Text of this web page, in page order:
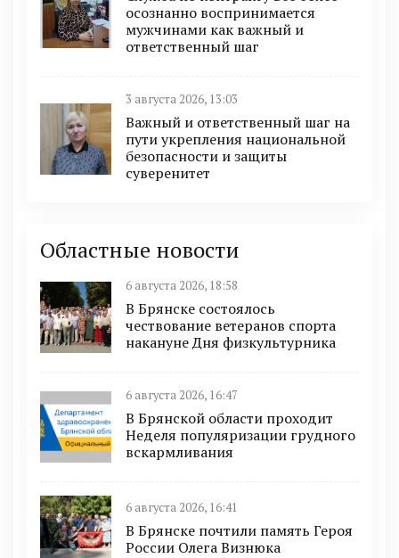
осознанно воспринимается
мужчинами как важный и
ответственный шаг
3 августа 2026, 13:03
Важный и ответственный шаг на
пути укрепления национальной
безопасности и защиты
суверенитет
Областные новости
6 августа 2026, 18:58
В Брянске состоялось
чествование ветеранов спорта
накануне Дня физкультурника
6 августа 2026, 16:47
В Брянской области проходит
Неделя популяризации грудного
вскармливания
6 августа 2026, 16:41
В Брянске почтили память Героя
России Олега Визнюка